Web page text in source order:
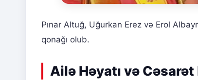
Pınar Altuğ, Uğurkan Erez və Erol
qonağı olub.
Ailə Həyatı və